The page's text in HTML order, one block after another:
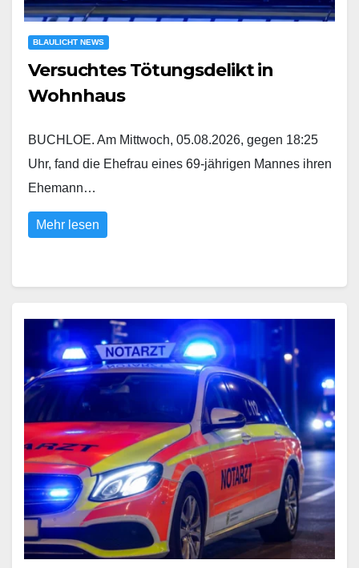
BLAULICHT NEWS
Versuchtes Tötungsdelikt in
Wohnhaus
BUCHLOE. Am Mittwoch, 05.08.2026, gegen 18:25
Uhr, fand die Ehefrau eines 69-jährigen Mannes ihren
Ehemann…
Mehr lesen